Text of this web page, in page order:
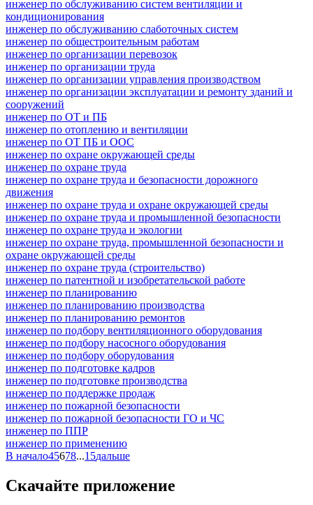
инженер по обслуживанию систем вентиляции и
кондиционирования
инженер по обслуживанию слаботочных систем
инженер по общестроительным работам
инженер по организации перевозок
инженер по организации труда
инженер по организации управления производством
инженер по организации эксплуатации и ремонту зданий и
сооружений
инженер по ОТ и ПБ
инженер по отоплению и вентиляции
инженер по ОТ ПБ и ООС
инженер по охране окружающей среды
инженер по охране труда
инженер по охране труда и безопасности дорожного
движения
инженер по охране труда и охране окружающей среды
инженер по охране труда и промышленной безопасности
инженер по охране труда и экологии
инженер по охране труда, промышленной безопасности и
охране окружающей среды
инженер по охране труда (строительство)
инженер по патентной и изобретательской работе
инженер по планированию
инженер по планированию производства
инженер по планированию ремонтов
инженер по подбору вентиляционного оборудования
инженер по подбору насосного оборудования
инженер по подбору оборудования
инженер по подготовке кадров
инженер по подготовке производства
инженер по поддержке продаж
инженер по пожарной безопасности
инженер по пожарной безопасности ГО и ЧС
инженер по ППР
инженер по применению
В начало45678...15дальше
Скачайте приложение